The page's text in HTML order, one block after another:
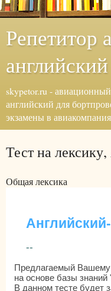
Репетитор
английский
skypetor.ru -
английский для
экзамены в
Тест на
Общая лексика